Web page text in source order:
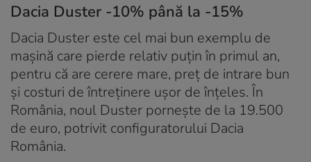
Dacia Duster -10% până la -15%
Dacia Duster este cel mai bun exemplu de
mașină care pierde relativ puțin în primul an,
pentru că are cerere mare, preț de intrare bun
și costuri de întreținere ușor de înțeles. În
România, noul Duster pornește de la 19.500
de euro, potrivit configuratorului Dacia
România.